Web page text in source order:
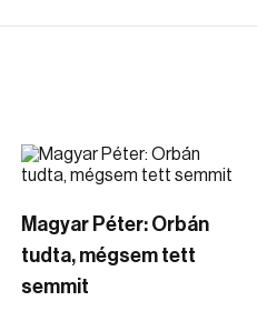
Magyar Péter: Orbán
tudta, mégsem tett
semmit